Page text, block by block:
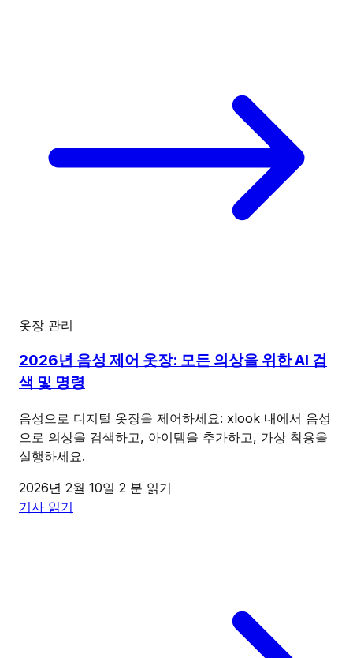
옷장 관리
2026년 음성 제어 옷장: 모든 의상을 위한 AI 검
색 및 명령
음성으로 디지털 옷장을 제어하세요: xlook 내에서 음성
으로 의상을 검색하고, 아이템을 추가하고, 가상 착용을
실행하세요.
2026년 2월 10일 2 분 읽기
기사 읽기